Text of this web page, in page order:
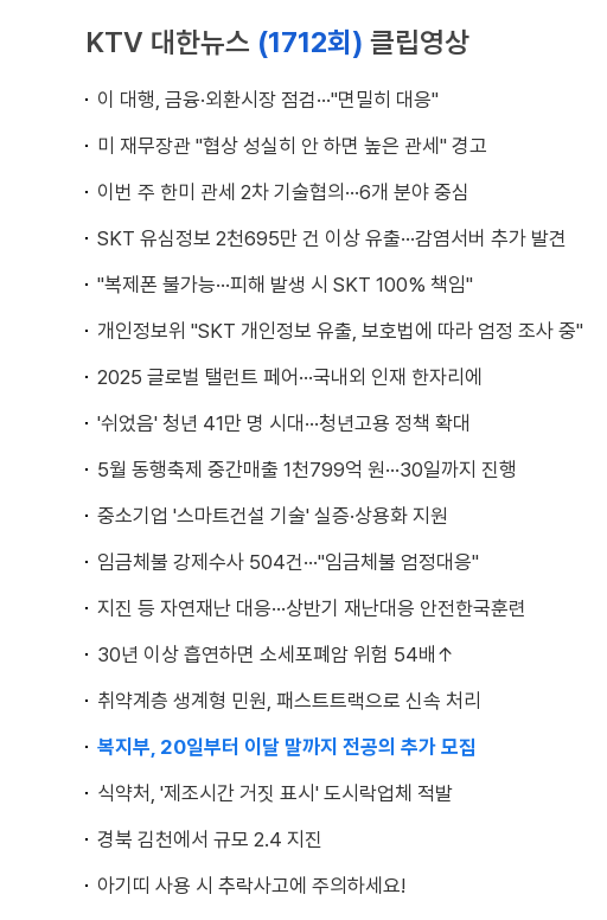
KTV 대한뉴스 (1712회) 클립영상
이 대행, 금융·외환시장 점검···"면밀히 대응"
미 재무장관 "협상 성실히 안 하면 높은 관세" 경고
이번 주 한미 관세 2차 기술협의···6개 분야 중심
SKT 유심정보 2천695만 건 이상 유출···감염서버 추가 발견
"복제폰 불가능···피해 발생 시 SKT 100% 책임"
개인정보위 "SKT 개인정보 유출, 보호법에 따라 엄정 조사 중"
2025 글로벌 탤런트 페어···국내외 인재 한자리에
'쉬었음' 청년 41만 명 시대···청년고용 정책 확대
5월 동행축제 중간매출 1천799억 원···30일까지 진행
중소기업 '스마트건설 기술' 실증·상용화 지원
임금체불 강제수사 504건···"임금체불 엄정대응"
지진 등 자연재난 대응···상반기 재난대응 안전한국훈련
30년 이상 흡연하면 소세포폐암 위험 54배↑
취약계층 생계형 민원, 패스트트랙으로 신속 처리
복지부, 20일부터 이달 말까지 전공의 추가 모집
식약처, '제조시간 거짓 표시' 도시락업체 적발
경북 김천에서 규모 2.4 지진
아기띠 사용 시 추락사고에 주의하세요!